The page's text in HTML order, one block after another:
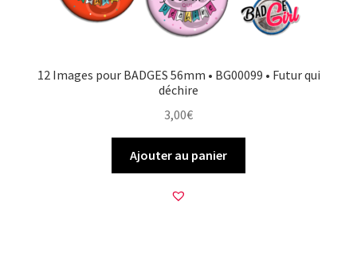
12 Images pour BADGES 56mm • BG00099 • Futur qui
déchire
3,00€
Ajouter au panier